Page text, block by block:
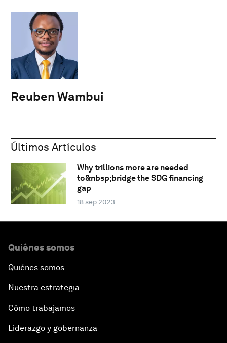
Reuben Wambui
Últimos Artículos
Why trillions more are needed
to&nbsp;bridge the SDG financing
gap
18 sep 2023
Quiénes somos
Quiénes somos
Nuestra estrategia
Cómo trabajamos
Liderazgo y gobernanza